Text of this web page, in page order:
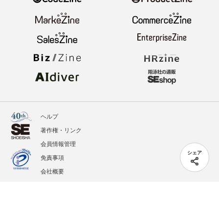
シェア
ヘルプ
著作権・リンク
会員情報管理
免責事項
会社概要